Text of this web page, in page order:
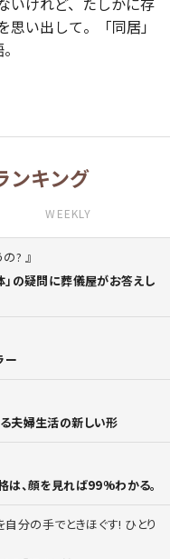
い出して。「同居」
ンキング
WEEKLY
の?
」の疑問に葬儀屋がお答えし
ー
夫婦生活の新しい形
、顔を見れば99%わかる。
分の手でときほぐす! ひとり